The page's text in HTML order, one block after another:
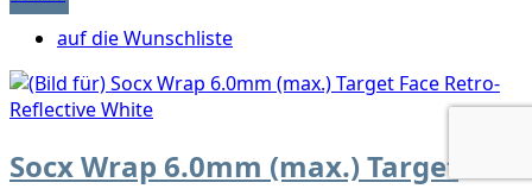
auf die Wunschliste
Socx Wrap 6.0mm (max.) Target